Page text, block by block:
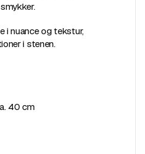
i nuance og tekstur,
i stenen.
40 cm